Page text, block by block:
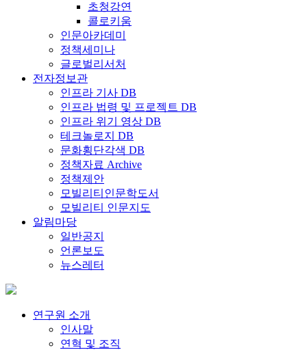
초청강연
콜로키움
인문아카데미
정책세미나
글로벌리서처
전자정보관
인프라 기사 DB
인프라 법령 및 프로젝트 DB
인프라 위기 영상 DB
테크놀로지 DB
문화횡단각색 DB
정책자료 Archive
정책제안
모빌리티인문학도서
모빌리티 인문지도
알림마당
일반공지
언론보도
뉴스레터
연구원 소개
인사말
연혁 및 조직